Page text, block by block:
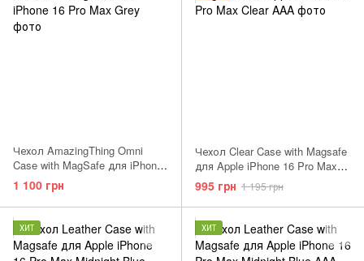
Чехол AmazingThing Omni
Case with MagSafe для iPhone
16 Pro Max Grey
1 100 грн
Чехол Clear Case with Magsafe
для Apple iPhone 16 Pro Max
Clear AAA
995 грн 1 195 грн
ХИТ ХИТ